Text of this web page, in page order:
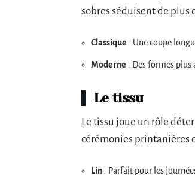
sobres séduisent de plus
Classique : Une coupe
Moderne : Des formes
Le tissu
Le tissu joue un rôle
cérémonies printanières
Lin : Parfait pour les